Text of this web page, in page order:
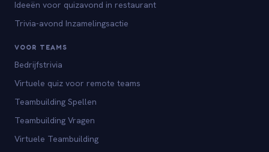
Ideeën voor quizavond in restaurant
Trivia-avond Inzamelingsactie
VOOR TEAMS
Bedrijfstrivia
Virtuele quiz voor remote teams
Teambuilding Spellen
Teambuilding Vragen
Virtuele Teambuilding